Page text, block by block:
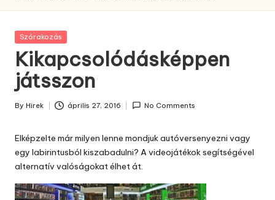
Posted
Szórakozás
Kikapcsolódásképpen
játsszon
Posted
By Hirek április 27, 2016 No Comments
Elképzelte már milyen lenne mondjuk autóversenyezni vagy
egy labirintusból kiszabadulni? Avideojátékoksegítségével
alternatív valóságokat élhet át.